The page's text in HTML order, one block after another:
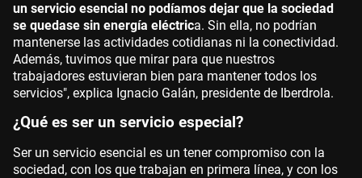
un servicio esencial no podíamos dejar que la sociedad
se quedase sin energía eléctrica. Sin ella, no podrían
mantenerse las actividades cotidianas ni la conectividad.
Además, tuvimos que mirar para que nuestros
trabajadores estuvieran bien para mantener todos los
servicios", explica Ignacio Galán, presidente de Iberdrola.
¿Qué es ser un servicio especial?
Ser un servicio esencial es un tener compromiso con la
sociedad, con los que trabajan en primera línea, y con los